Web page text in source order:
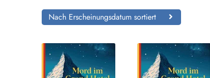
Nach Erscheinungsdatum sortiert